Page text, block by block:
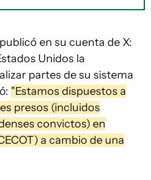
en su cuenta de X:
Unidos la
partes de su sistema
"Estamos dispuestos a
presos (incluidos
convictos) en
a cambio de una